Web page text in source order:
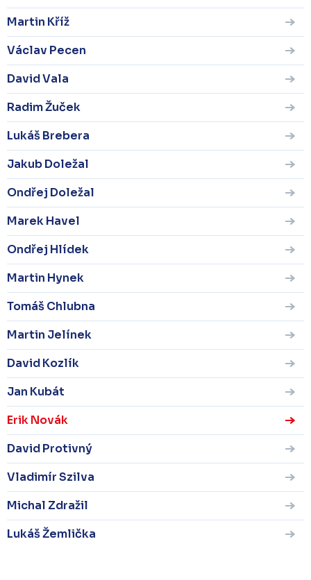
Martin Kříž
Václav Pecen
David Vala
Radim Žuček
Lukáš Brebera
Jakub Doležal
Ondřej Doležal
Marek Havel
Ondřej Hlídek
Martin Hynek
Tomáš Chlubna
Martin Jelínek
David Kozlík
Jan Kubát
Erik Novák
David Protivný
Vladimír Szilva
Michal Zdražil
Lukáš Žemlička